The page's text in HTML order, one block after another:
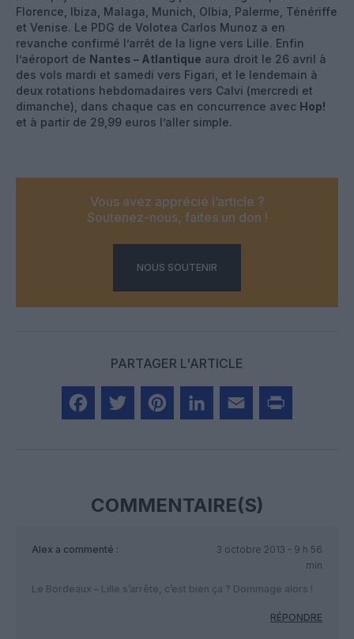
Florence, Ibiza, Malaga, Munich, Olbia, Palerme, Ténériffe
et Venise. Le PDG de Volotea Carlos Munoz a en
revanche confirmé l’arrêt de la ligne vers Lille. Enfin
l’aéroport de Nantes – Atlantique aura droit le 26 avril à
des vols mardi et samedi vers Figari, et le lendemain à
deux rotations hebdomadaires vers Calvi (mercredi et
dimanche), dans chaque cas en concurrence avec Hop!
et à partir de 29,99 euros l’aller simple.
Vous avez apprécié l’article ?
Soutenez-nous, faites un don !
NOUS SOUTENIR
PARTAGER L'ARTICLE
COMMENTAIRE(S)
Alex a commenté :
3 octobre 2013 - 9 h 56
min
Le Bordeaux – Lille s’arrête, c’est bien ça ? Dommage alors !
RÉPONDRE